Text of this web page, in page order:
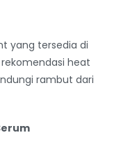
yang tersedia di
heat
rambut dari